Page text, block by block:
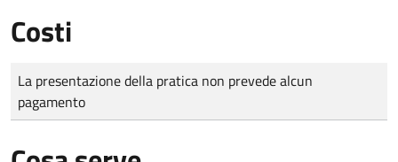
Costi
Tipo di pagamento
Importo
La presentazione della pratica non prevede alcun
pagamento